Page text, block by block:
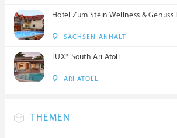
Hotel Zum Stein Wellness & Genuss
SACHSEN-ANHALT
LUX* South Ari Atoll
ARI ATOLL
THEMEN